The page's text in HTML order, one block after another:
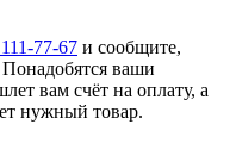
77-67 и сообщите,
ваши
вам счёт на оплату, а
нужный товар.